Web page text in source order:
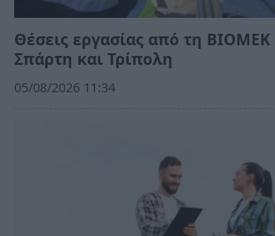
Θέσεις εργασίας από τη
Σπάρτη και Τρίπολη
05/08/2026 11:34